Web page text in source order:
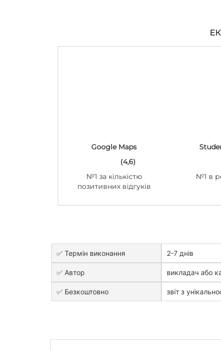
Google Maps
(4,6)
№1 за кількістю
позитивних відгуків
№1 в
✅ Термін виконання 2-7 днів
✅ Автор викладач або
✅ Безкоштовно звіт з